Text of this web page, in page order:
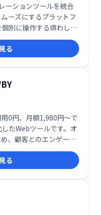
ーションツールを統合
ーズにするプラットフ
別に操作する煩わしさ
コミュニケーションを
有と円滑なチームワー
献します。
る
用0円、月額1,980円～で
たWebツールです。オ
、顧客とのエンゲージ
でき、効率的な営業活
る